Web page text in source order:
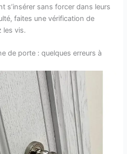
s’insérer sans forcer dans leurs
faites une vérification de
les vis.
de porte : quelques erreurs à